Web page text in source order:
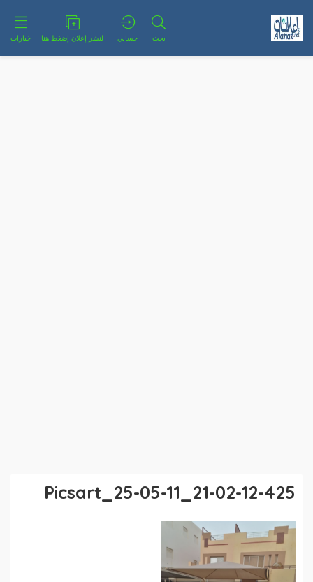
بحث حسابي لنشر إعلان إضغط هنا خيارات
Picsart_25-05-11_21-02-12-425